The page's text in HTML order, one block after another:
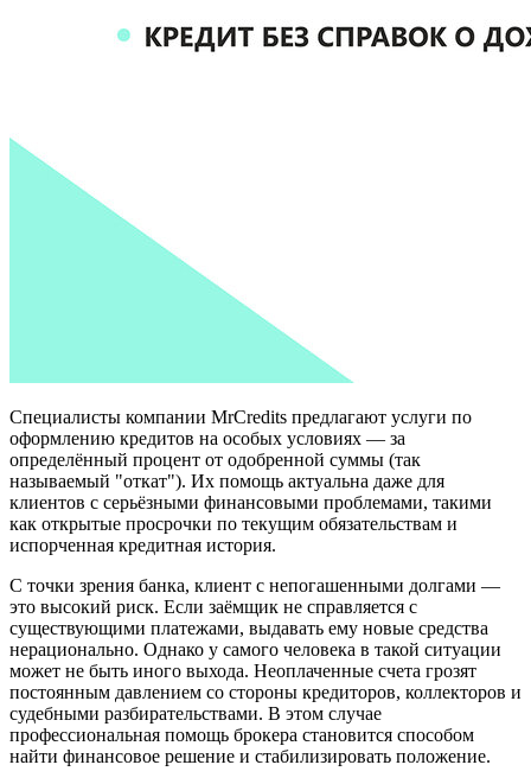
Специалисты компании MrCredits предлагают услуги по
оформлению кредитов на особых условиях — за
определённый процент от одобренной суммы (так
называемый "откат"). Их помощь актуальна даже для
клиентов с серьёзными финансовыми проблемами, такими
как открытые просрочки по текущим обязательствам и
испорченная кредитная история.
С точки зрения банка, клиент с непогашенными долгами —
это высокий риск. Если заёмщик не справляется с
существующими платежами, выдавать ему новые средства
нерационально. Однако у самого человека в такой ситуации
может не быть иного выхода. Неоплаченные счета грозят
постоянным давлением со стороны кредиторов, коллекторов и
судебными разбирательствами. В этом случае
профессиональная помощь брокера становится способом
найти финансовое решение и стабилизировать положение.